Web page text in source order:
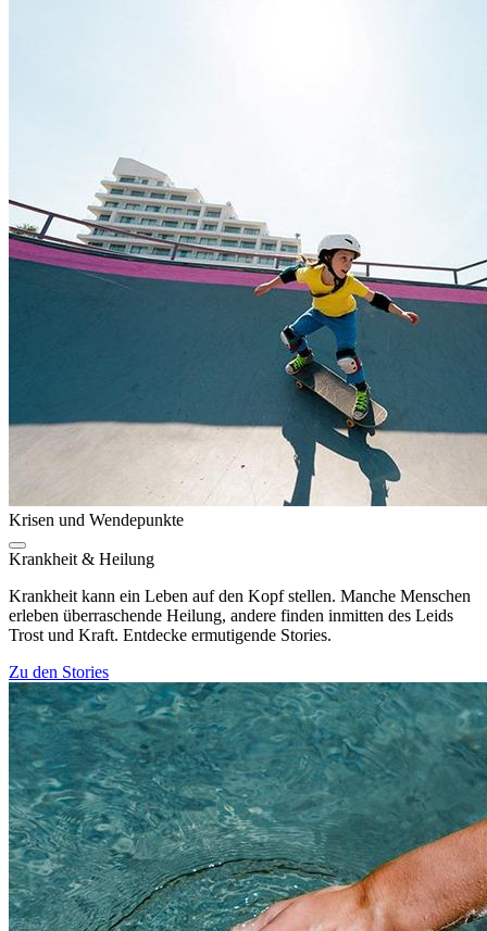
Krisen und Wendepunkte
Krankheit & Heilung
Krankheit kann ein Leben auf den Kopf stellen. Manche Menschen
erleben überraschende Heilung, andere finden inmitten des Leids
Trost und Kraft. Entdecke ermutigende Stories.
Zu den Stories